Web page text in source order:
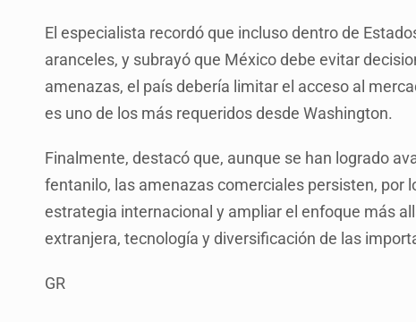
El especialista recordó que incluso dentro de
aranceles, y subrayó que México debe evitar
amenazas, el país debería limitar el acceso al
es uno de los más requeridos desde Washington.
Finalmente, destacó que, aunque se han logrado
fentanilo, las amenazas comerciales persisten, por
estrategia internacional y ampliar el enfoque más
extranjera, tecnología y diversificación de las
GR